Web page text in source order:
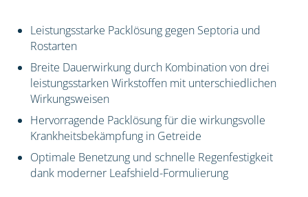
Leistungsstarke Packlösung gegen Septoria und
Rostarten
Breite Dauerwirkung durch Kombination von drei
leistungsstarken Wirkstoffen mit unterschiedlichen
Wirkungsweisen
Hervorragende Packlösung für die wirkungsvolle
Krankheitsbekämpfung in Getreide
Optimale Benetzung und schnelle Regenfestigkeit
dank moderner Leafshield-Formulierung